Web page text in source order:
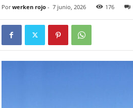
Por werken rojo- 7 junio, 2026 176